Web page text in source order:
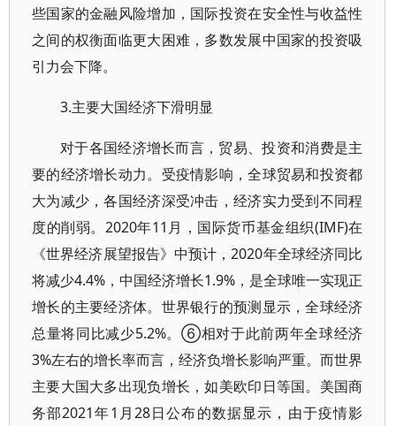
些国家的金融风险增加，国际投资在安全性与收益性
之间的权衡面临更大困难，多数发展中国家的投资吸
引力会下降。
3.主要大国经济下滑明显
对于各国经济增长而言，贸易、投资和消费是主
要的经济增长动力。受疫情影响，全球贸易和投资都
大为减少，各国经济深受冲击，经济实力受到不同程
度的削弱。2020年11月，国际货币基金组织(IMF)在
《世界经济展望报告》中预计，2020年全球经济同比
将减少4.4%，中国经济增长1.9%，是全球唯一实现正
增长的主要经济体。世界银行的预测显示，全球经济
总量将同比减少5.2%。⑥相对于此前两年全球经济
3%左右的增长率而言，经济负增长影响严重。而世界
主要大国大多出现负增长，如美欧印日等国。美国商
务部2021年1月28日公布的数据显示，由于疫情影